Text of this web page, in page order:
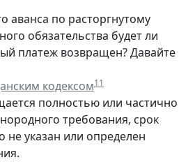
аванса по расторгнутому
обязательства будет ли
платеж возвращен? Давайте
кодексом11
полностью или частично
требования, срок
не указан или определен